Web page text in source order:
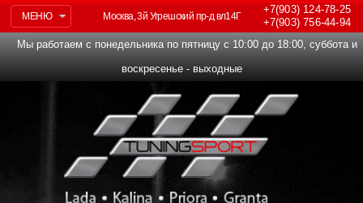
МЕНЮ
+7(903)124-78-25
+7(903)756-44-94
Москва, 3й Угрешский пр-д вл14Г
Мы работаем с понедельника по пятницу с 10:00 до 18:00, суббота и
воскресенье - выходные